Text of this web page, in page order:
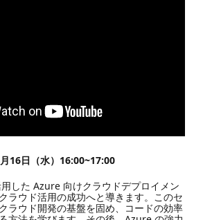
16日（水）16:00~17:00
した Azure 向けクラウドデプロイメン
ラウド活用の成功へと導きます。このセ
ラウド開発の基盤を固め、コードの効率